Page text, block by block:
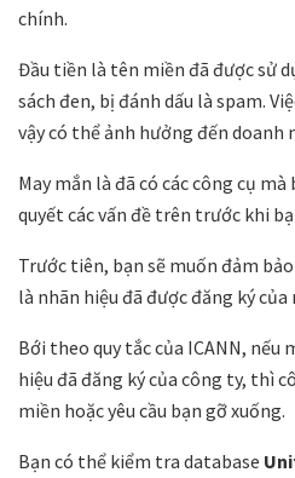
chính.
Đầu tiền là tên miền đã được sử
sách đen, bị đánh dấu là spam.
vậy có thể ảnh hưởng đến doanh
May mắn là đã có các công cụ
quyết các vấn đề trên trước khi
Trước tiên, bạn sẽ muốn đảm
là nhãn hiệu đã được đăng ký
Bới theo quy tắc của ICANN,
hiệu đã đăng ký của công ty, thì
miền hoặc yêu cầu bạn gỡ xuống.
Bạn có thể kiểm tra database